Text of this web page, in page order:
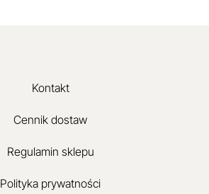
Kontakt
Cennik dostaw
Regulamin sklepu
Polityka prywatności